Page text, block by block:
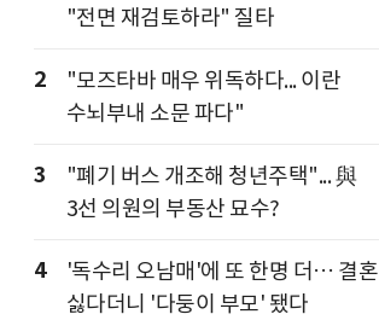
"전면 재검토하라" 질타
2
"모즈타바 매우 위독하다... 이란
수뇌부내 소문 파다"
3
"폐기 버스 개조해 청년주택"... 與
3선 의원의 부동산 묘수?
4
'독수리 오남매'에 또 한명 더… 결혼
싫다더니 '다둥이 부모' 됐다